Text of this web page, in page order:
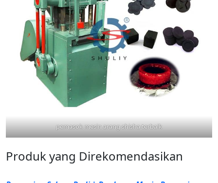
pemasok mesin arang shisha terbaik
Produk yang Direkomendasikan